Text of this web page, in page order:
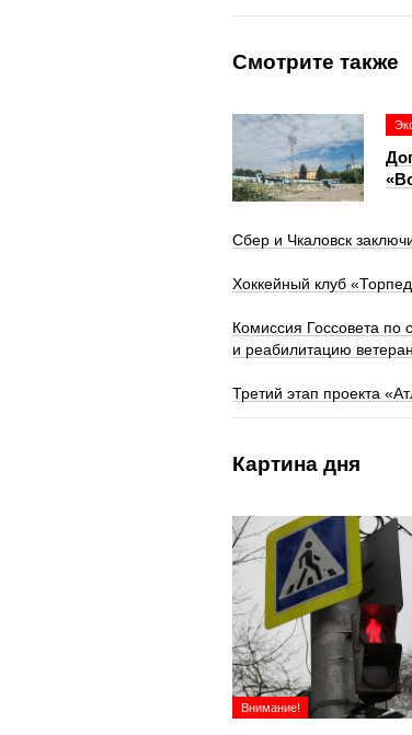
Смотрите также
Сбер и Чкаловск
Хоккейный клуб
Комиссия Госсовета по
и реабилитацию
Третий этап проекта
Картина дня
Внимание!